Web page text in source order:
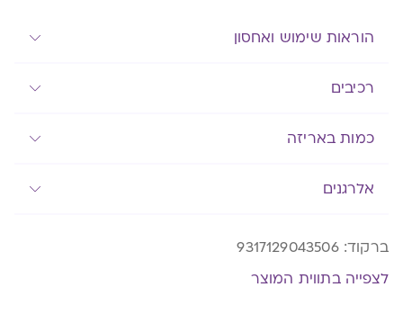
הוראות שימוש ואחסון
רכיבים
כמות באריזה
אלרגנים
ברקוד:9317129043506
לצפייה בתווית המוצר